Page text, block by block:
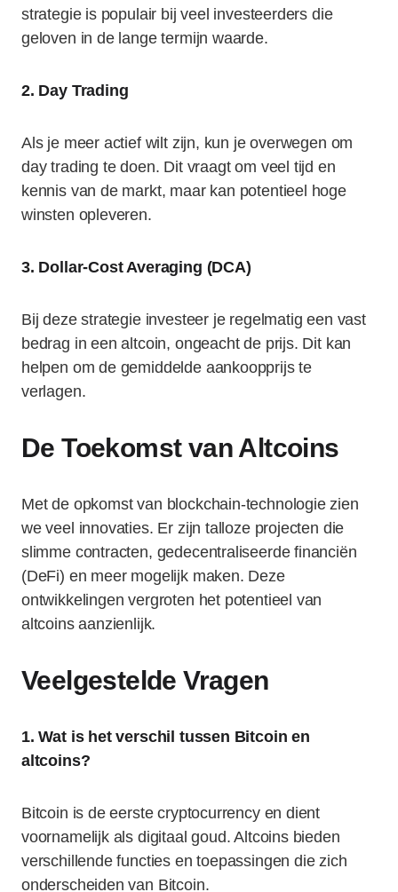
strategie is populair bij veel investeerders die
geloven in de lange termijn waarde.
2. Day Trading
Als je meer actief wilt zijn, kun je overwegen om
day trading te doen. Dit vraagt om veel tijd en
kennis van de markt, maar kan potentieel hoge
winsten opleveren.
3. Dollar-Cost Averaging (DCA)
Bij deze strategie investeer je regelmatig een vast
bedrag in een altcoin, ongeacht de prijs. Dit kan
helpen om de gemiddelde aankoopprijs te
verlagen.
De Toekomst van Altcoins
Met de opkomst van blockchain-technologie zien
we veel innovaties. Er zijn talloze projecten die
slimme contracten, gedecentraliseerde financiën
(DeFi) en meer mogelijk maken. Deze
ontwikkelingen vergroten het potentieel van
altcoins aanzienlijk.
Veelgestelde Vragen
1. Wat is het verschil tussen Bitcoin en
altcoins?
Bitcoin is de eerste cryptocurrency en dient
voornamelijk als digitaal goud. Altcoins bieden
verschillende functies en toepassingen die zich
onderscheiden van Bitcoin.